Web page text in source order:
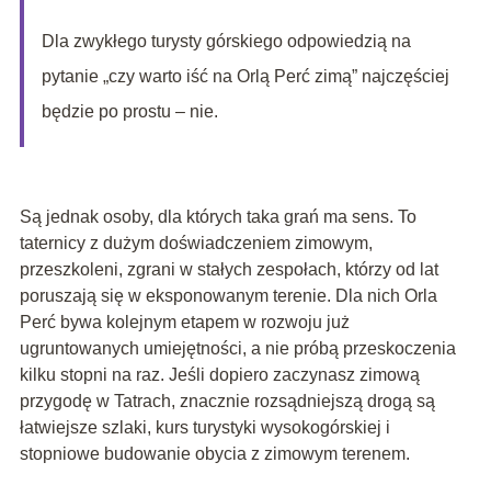
Dla zwykłego turysty górskiego odpowiedzią na
pytanie „czy warto iść na Orlą Perć zimą” najczęściej
będzie po prostu – nie.
Są jednak osoby, dla których taka grań ma sens. To
taternicy z dużym doświadczeniem zimowym,
przeszkoleni, zgrani w stałych zespołach, którzy od lat
poruszają się w eksponowanym terenie. Dla nich Orla
Perć bywa kolejnym etapem w rozwoju już
ugruntowanych umiejętności, a nie próbą przeskoczenia
kilku stopni na raz. Jeśli dopiero zaczynasz zimową
przygodę w Tatrach, znacznie rozsądniejszą drogą są
łatwiejsze szlaki, kurs turystyki wysokogórskiej i
stopniowe budowanie obycia z zimowym terenem.